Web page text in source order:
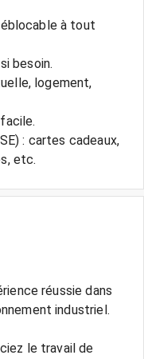
à tout
besoin.
logement,
: cartes cadeaux,
réussie dans
industriel.
le travail de